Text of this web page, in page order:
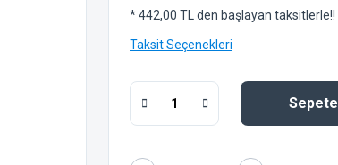
* 442,00 TL den başlayan taksitlerle!!
Taksit Seçenekleri